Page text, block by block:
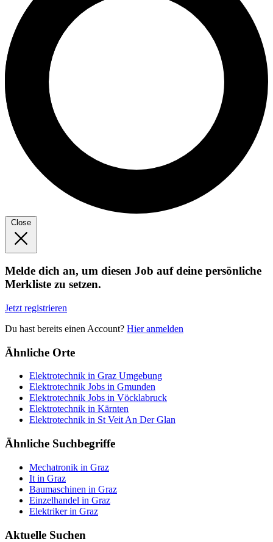
Close
Melde dich an, um diesen Job auf deine persönliche
Merkliste zu setzen.
Jetzt registrieren
Du hast bereits einen Account? Hier anmelden
Ähnliche Orte
Elektrotechnik in Graz Umgebung
Elektrotechnik Jobs in Gmunden
Elektrotechnik Jobs in Vöcklabruck
Elektrotechnik in Kärnten
Elektrotechnik in St Veit An Der Glan
Ähnliche Suchbegriffe
Mechatronik in Graz
It in Graz
Baumaschinen in Graz
Einzelhandel in Graz
Elektriker in Graz
Aktuelle Suchen